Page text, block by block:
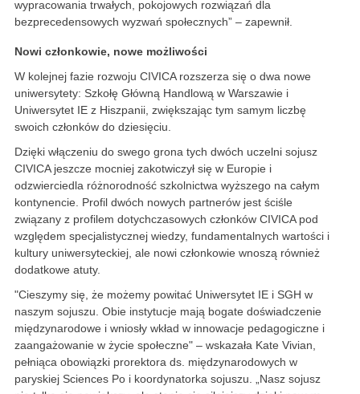
wypracowania trwałych, pokojowych rozwiązań dla
bezprecedensowych wyzwań społecznych” – zapewnił.
Nowi członkowie, nowe możliwości
W kolejnej fazie rozwoju CIVICA rozszerza się o dwa nowe
uniwersytety: Szkołę Główną Handlową w Warszawie i
Uniwersytet IE z Hiszpanii, zwiększając tym samym liczbę
swoich członków do dziesięciu.
Dzięki włączeniu do swego grona tych dwóch uczelni sojusz
CIVICA jeszcze mocniej zakotwiczył się w Europie i
odzwierciedla różnorodność szkolnictwa wyższego na całym
kontynencie. Profil dwóch nowych partnerów jest ściśle
związany z profilem dotychczasowych członków CIVICA pod
względem specjalistycznej wiedzy, fundamentalnych wartości i
kultury uniwersyteckiej, ale nowi członkowie wnoszą również
dodatkowe atuty.
"Cieszymy się, że możemy powitać Uniwersytet IE i SGH w
naszym sojuszu. Obie instytucje mają bogate doświadczenie
międzynarodowe i wniosły wkład w innowacje pedagogiczne i
zaangażowanie w życie społeczne" – wskazała Kate Vivian,
pełniąca obowiązki prorektora ds. międzynarodowych w
paryskiej Sciences Po i koordynatorka sojuszu. „Nasz sojusz